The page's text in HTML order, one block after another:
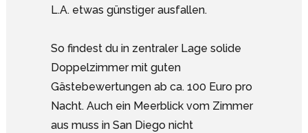
L.A. etwas günstiger ausfallen.
So findest du in zentraler Lage solide
Doppelzimmer mit guten
Gästebewertungen ab ca. 100 Euro pro
Nacht. Auch ein Meerblick vom Zimmer
aus muss in San Diego nicht